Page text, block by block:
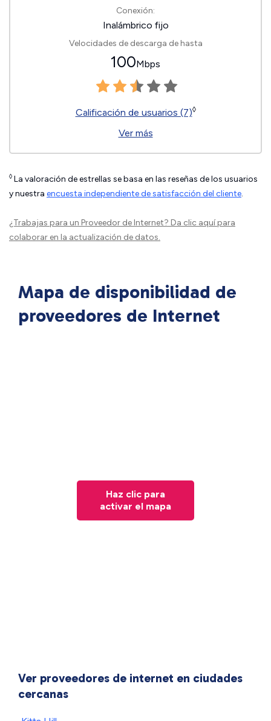
Conexión:
Inalámbrico fijo
Velocidades de descarga de hasta
100Mbps
Calificación de usuarios (7)◊
Ver más
◊ La valoración de estrellas se basa en las reseñas de los usuarios
y nuestra encuesta independiente de satisfacción del cliente.
¿Trabajas para un Proveedor de Internet? Da clic aquípara
colaborar en la actualización de datos.
Mapa de disponibilidad de
proveedores de Internet
Haz clic para
activar el mapa
Ver proveedores de internet en ciudades
cercanas